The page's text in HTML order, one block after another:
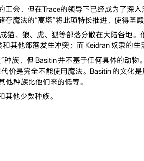
工会，但在Trace的领导下已经成为了深
存魔法的“高塔”将此项特长推进，使得圣
猫、狼、虎、狐等部落分散在大陆各地
其他部落发生冲突；而 Keidran 奴隶的
种族，但 Basitin 并不基于任何具体的动
价是完全不能使用魔法。Basitin 的文化
他种族比他们来的低等。
其他少数种族。